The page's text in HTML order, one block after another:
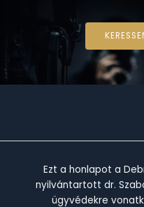
Ezt a honlapot a
nyilvántartott dr.
ügyvédekre